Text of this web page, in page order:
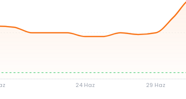
24 Haz 29 Haz